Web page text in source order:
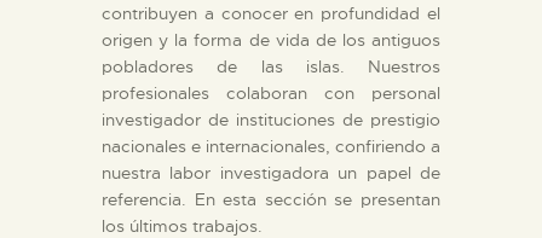
ESPAÑOL
PREPARAR LA VISITA
ACTIVIDADES
contribuyen a conocer en profundidad el
origen y la forma de vida de los antiguos
pobladores de las islas. Nuestros
profesionales colaboran con personal
investigador de instituciones de prestigio
nacionales e internacionales, confiriendo a
nuestra labor investigadora un papel de
referencia. En esta sección se presentan
los últimos trabajos.